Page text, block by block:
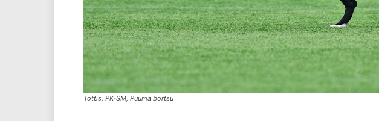
Tottis, PK-SM, Puuma bortsu